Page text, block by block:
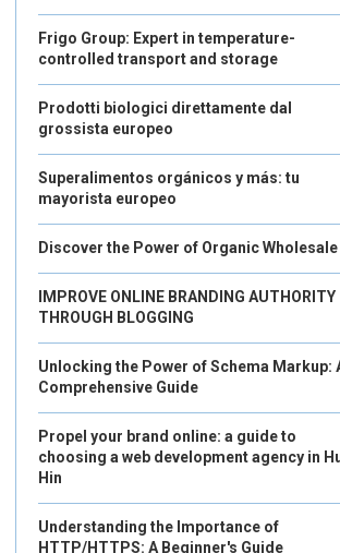
Frigo Group: Expert in temperature-
controlled transport and storage
Prodotti biologici direttamente dal
grossista europeo
Superalimentos orgánicos y más: tu
mayorista europeo
Discover the Power of Organic Wholesale
IMPROVE ONLINE BRANDING AUTHORITY
THROUGH BLOGGING
Unlocking the Power of Schema Markup:
Comprehensive Guide
Propel your brand online: a guide to
choosing a web development agency in
Hin
Understanding the Importance of
HTTP/HTTPS: A Beginner's Guide